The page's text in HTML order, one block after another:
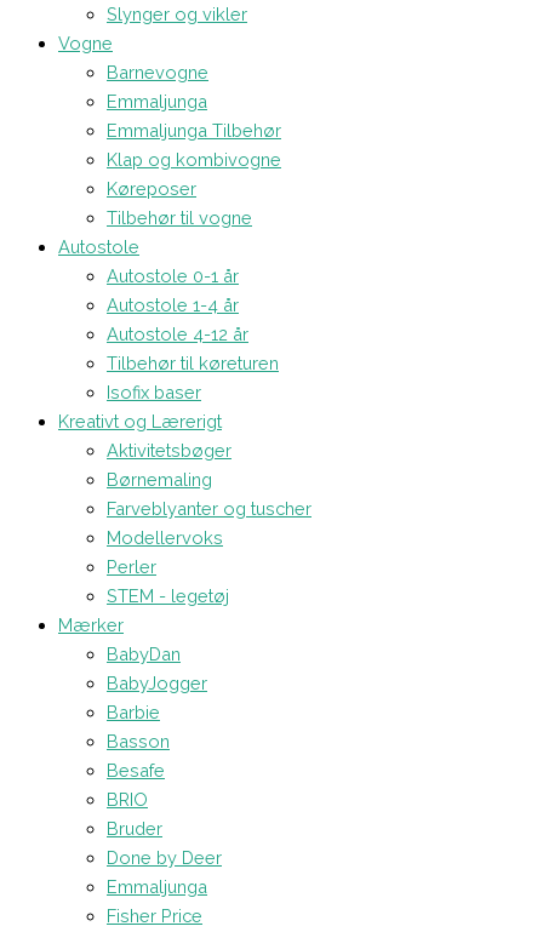
Slynger og vikler
Vogne
Barnevogne
Emmaljunga
Emmaljunga Tilbehør
Klap og kombivogne
Køreposer
Tilbehør til vogne
Autostole
Autostole 0-1 år
Autostole 1-4 år
Autostole 4-12 år
Tilbehør til køreturen
Isofix baser
Kreativt og Lærerigt
Aktivitetsbøger
Børnemaling
Farveblyanter og tuscher
Modellervoks
Perler
STEM - legetøj
Mærker
BabyDan
BabyJogger
Barbie
Basson
Besafe
BRIO
Bruder
Done by Deer
Emmaljunga
Fisher Price